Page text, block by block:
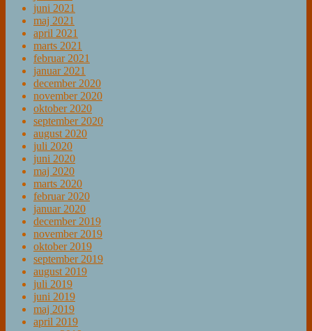
juni 2021
maj 2021
april 2021
marts 2021
februar 2021
januar 2021
december 2020
november 2020
oktober 2020
september 2020
august 2020
juli 2020
juni 2020
maj 2020
marts 2020
februar 2020
januar 2020
december 2019
november 2019
oktober 2019
september 2019
august 2019
juli 2019
juni 2019
maj 2019
april 2019